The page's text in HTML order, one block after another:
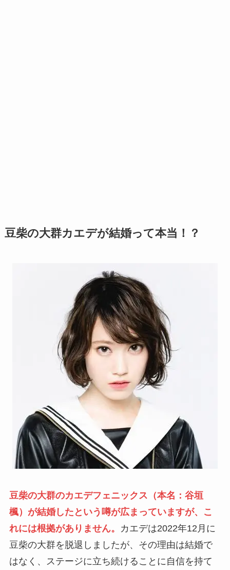
豆柴の大群カエデが結婚って本当！？
豆柴の大群のカエデフェニックス（本名：谷垣
楓）が結婚したという噂が広まっていますが、こ
れには根拠がありません。
カエデは2022年12月に
豆柴の大群を脱退しましたが、その理由は結婚で
はなく、ステージに立ち続けることに自信を持て